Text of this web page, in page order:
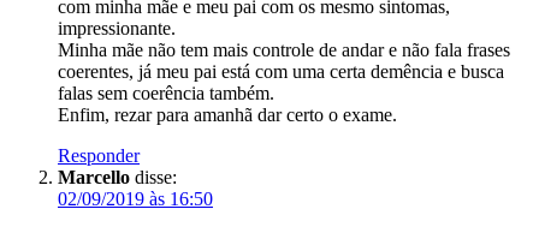
com minha mãe e meu pai com os mesmo sintomas,
impressionante.
Minha mãe não tem mais controle de andar e não fala frases
coerentes, já meu pai está com uma certa demência e busca
falas sem coerência também.
Enfim, rezar para amanhã dar certo o exame.
Responder
Marcello disse:
02/09/2019 às 16:50